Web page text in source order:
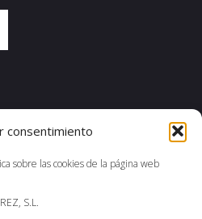
consentimiento
sobre las cookies de la página web
S.L.